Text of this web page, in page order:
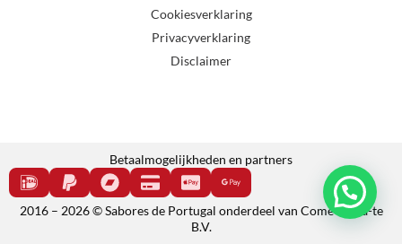
Cookiesverklaring
Privacyverklaring
Disclaimer
Betaalmogelijkheden en partners
2016 – 2026 © Sabores de Portugal onderdeel van Come e cala-te
B.V.